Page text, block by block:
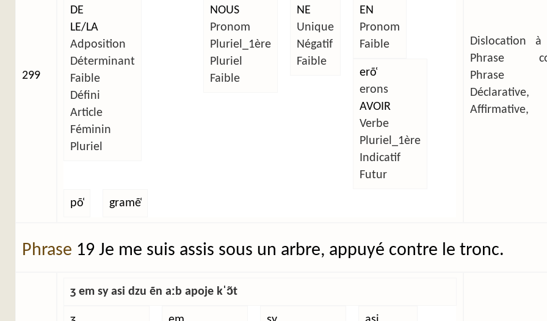
299
DE
LE/LA
Adposition
Déterminant
Faible
Défini
Article
Féminin
Pluriel
NOUS
Pronom
Pluriel_1ère
Pluriel
Faible
NE
Unique
Négatif
Faible
EN
Pronom
Faible
erõ̜
erons
AVOIR
Verbe
Pluriel_1ère
Indicatif
Futur
põ̜ gramẽ̜
Dislocation à
Phrase
Phrase
Déclarative,
Affirmative,
Phrase 19 Je me suis assis sous un arbre, appuyé contre le tronc.
ʒ em sy asi dzu ẽn aːb apoje kˈɔ̃t